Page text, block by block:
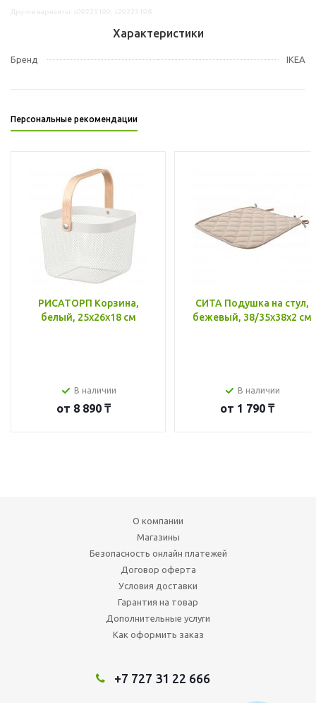
Характеристики
Бренд IKEA
Персональные рекомендации
РИСАТОРП Корзина,
белый, 25x26x18 см
В наличии
от 8 890 ₸
СИТА Подушка на стул,
бежевый, 38/35x38x2 см
В наличии
от 1 790 ₸
О компании
Магазины
Безопасность онлайн платежей
Договор оферта
Условия доставки
Гарантия на товар
Дополнительные услуги
Как оформить заказ
+7 727 31 22 666